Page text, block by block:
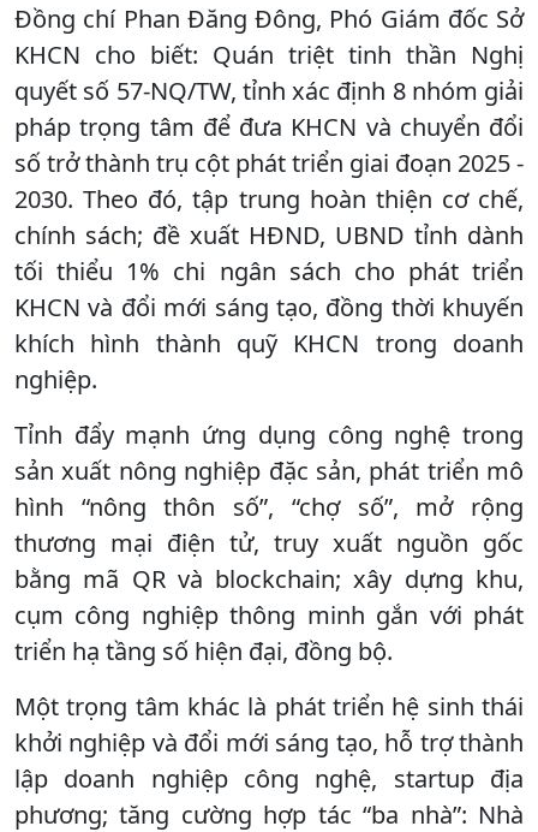
Đồng chí Phan Đăng Đông, Phó Giám đốc Sở
KHCN cho biết: Quán triệt tinh thần Nghị
quyết số 57-NQ/TW, tỉnh xác định 8 nhóm giải
pháp trọng tâm để đưa KHCN và chuyển đổi
số trở thành trụ cột phát triển giai đoạn 2025 -
2030. Theo đó, tập trung hoàn thiện cơ chế,
chính sách; đề xuất HĐND, UBND tỉnh dành
tối thiểu 1% chi ngân sách cho phát triển
KHCN và đổi mới sáng tạo, đồng thời khuyến
khích hình thành quỹ KHCN trong doanh
nghiệp.
Tỉnh đẩy mạnh ứng dụng công nghệ trong
sản xuất nông nghiệp đặc sản, phát triển mô
hình “nông thôn số”, “chợ số”, mở rộng
thương mại điện tử, truy xuất nguồn gốc
bằng mã QR và blockchain; xây dựng khu,
cụm công nghiệp thông minh gắn với phát
triển hạ tầng số hiện đại, đồng bộ.
Một trọng tâm khác là phát triển hệ sinh thái
khởi nghiệp và đổi mới sáng tạo, hỗ trợ thành
lập doanh nghiệp công nghệ, startup địa
phương; tăng cường hợp tác “ba nhà”: Nhà